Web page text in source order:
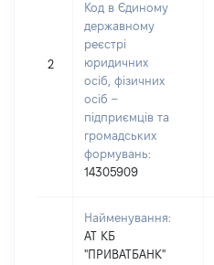
2
Код в Єдиному
державному
реєстрі
юридичних
осіб, фізичних
осіб –
підприємців та
громадських
формувань:
14305909
Найменування:
АТ КБ
"ПРИВАТБАНК"